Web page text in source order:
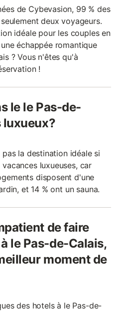
de Cybevasion, 99 % des
deux voyageurs.
idéale pour les couples en
échappée romantique
? Vous n'êtes qu'à
!
le le Pas-de-
luxueux?
la destination idéale si
luxueuses, car
disposent d'une
et 14 % ont un sauna.
de faire
le Pas-de-Calais,
moment de
des hotels à le Pas-de-